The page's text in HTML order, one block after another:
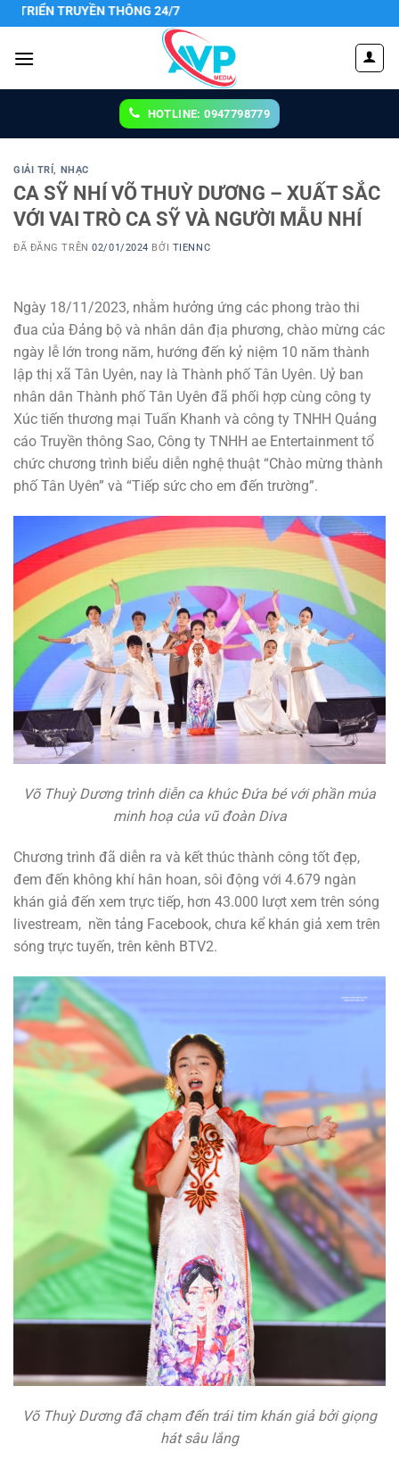
Chuyển
đến
nội
THÔNG 24/7
HOTLINE: 0947798779
GIẢI TRÍ, NHẠC
CA SỸ NHÍ VÕ THUỲ DƯƠNG – XUẤT SẮC
VỚI VAI TRÒ CA SỸ VÀ NGƯỜI MẪU NHÍ
ĐÃ ĐĂNG TRÊN02/01/2024 BỞI TIENNC
Ngày 18/11/2023, nhằm hưởng ứng các phong trào thi
đua của Đảng bộ và nhân dân địa phương, chào mừng các
ngày lễ lớn trong năm, hướng đến kỷ niệm 10 năm thành
lập thị xã Tân Uyên, nay là Thành phố Tân Uyên. Uỷ ban
nhân dân Thành phố Tân Uyên đã phối hợp cùng công ty
Xúc tiến thương mại Tuấn Khanh và công ty TNHH Quảng
cáo Truyền thông Sao, Công ty TNHH ae Entertainment tổ
chức chương trình biểu diễn nghệ thuật “Chào mừng thành
phố Tân Uyên” và “Tiếp sức cho em đến trường”.
Võ Thuỳ Dương trình diễn ca khúc Đứa bé với phần múa
minh hoạ của vũ đoàn Diva
Chương trình đã diễn ra và kết thúc thành công tốt đẹp,
đem đến không khí hân hoan, sôi động với 4.679 ngàn
khán giả đến xem trực tiếp, hơn 43.000 lượt xem trên sóng
livestream, nền tảng Facebook, chưa kể khán giả xem trên
sóng trực tuyến, trên kênh BTV2.
Võ Thuỳ Dương đã chạm đến trái tim khán giả bởi giọng
hát sâu lắng